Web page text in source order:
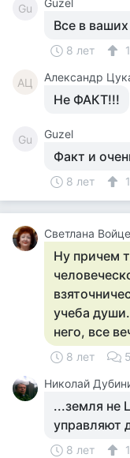
Gu Guzel
Все в
8 лет 1
АЦ Александр
Не ФАКТ!!!
Gu Guzel
Факт и
8 лет 1
Светлана
Ну причем
учеба
него, все
8 лет 5
Николай
...земля не
управляют
8 лет 1